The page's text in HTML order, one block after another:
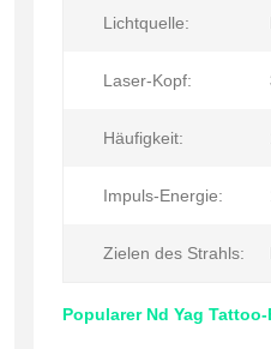
Lichtquelle:
Laser-Kopf:
Häufigkeit:
Impuls-Energie:
Zielen des Strahls:
Popularer Nd Yag